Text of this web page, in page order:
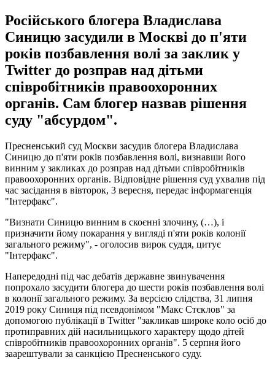
Російського блогера Владислава
Синицю засудили в Москві до п'яти
років позбавлення волі за заклик у
Twitter до розправ над дітьми
співробітників правоохоронних
органів. Сам блогер назвав рішення
суду "абсурдом".
Пресненський суд Москви засудив блогера Владислава
Синицю до п'яти років позбавлення волі, визнавши його
винним у закликах до розправ над дітьми співробітників
правоохоронних органів. Відповідне рішення суд ухвалив під
час засідання в вівторок, 3 вересня, передає інформагенція
"Інтерфакс".
"Визнати Синицю винним в скоєнні злочину, (…), і
призначити йому покарання у вигляді п'яти років колонії
загального режиму", - оголосив вирок суддя, цитує
"Інтерфакс".
Напередодні під час дебатів державне звинувачення
попрохало засудити блогера до шести років позбавлення волі
в колонії загального режиму. За версією слідства, 31 липня
2019 року Синиця під псевдонімом "Макс Стєклов" за
допомогою публікації в Twitter "закликав широке коло осіб до
протиправних дій насильницького характеру щодо дітей
співробітників правоохоронних органів". 5 серпня його
заарештували за санкцією Пресненського суду.